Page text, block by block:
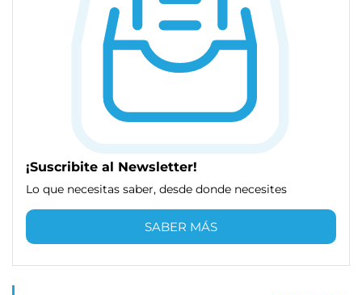
¡Suscribite al Newsletter!
Lo que necesitas saber, desde donde necesites
SABER MÁS